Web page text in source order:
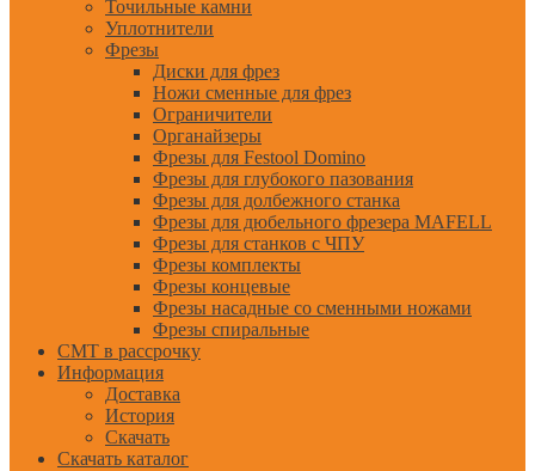
Точильные камни
Уплотнители
Фрезы
Диски для фрез
Ножи сменные для фрез
Ограничители
Органайзеры
Фрезы для Festool Domino
Фрезы для глубокого пазования
Фрезы для долбежного станка
Фрезы для дюбельного фрезера MAFELL
Фрезы для станков с ЧПУ
Фрезы комплекты
Фрезы концевые
Фрезы насадные со сменными ножами
Фрезы спиральные
CMT в рассрочку
Информация
Доставка
История
Скачать
Скачать каталог